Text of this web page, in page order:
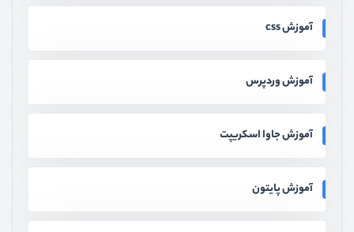
آموزش css
آموزش وردپرس
آموزش جاوا اسکریپت
آموزش پایتون